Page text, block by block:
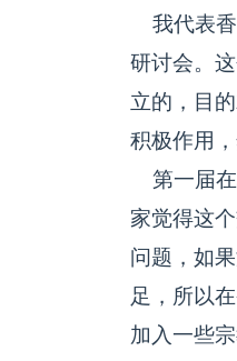
我代表香
研讨会。
立的，目
积极作用
第一届在
家觉得这
问题，如
足，所以
加入一些